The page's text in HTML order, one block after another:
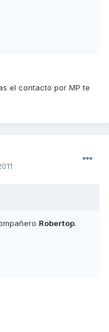
el contacto por MP te
Robertop.